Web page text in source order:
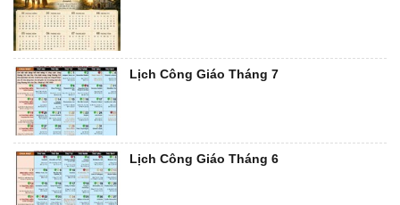
Lịch Công Giáo Tháng 7
Lịch Công Giáo Tháng 6